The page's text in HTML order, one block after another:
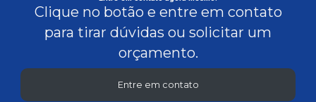
Clique no botão e entre em contato
para tirar dúvidas ou solicitar um
orçamento.
Entre em contato